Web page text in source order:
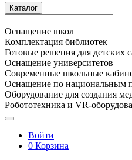
Каталог
Оснащение школ
Комплектация библиотек
Готовые решения для детских
Оснащение университетов
Современные школьные
Оснащение по национальным
Оборудование для создания
Робототехника и VR-
Войти
0 Корзина